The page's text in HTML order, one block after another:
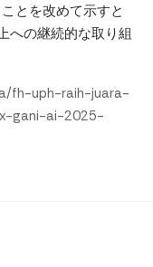
とを改めて示すと
への継続的な取り組
fh-uph-raih-juara-
gani-ai-2025-